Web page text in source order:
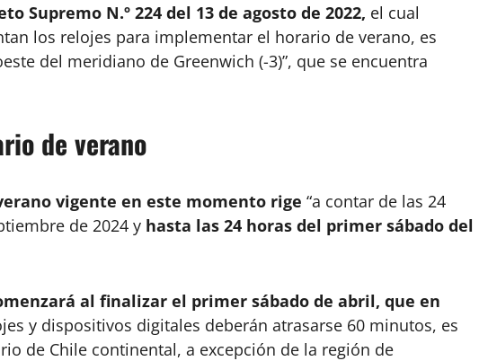
Supremo N.º 224 del 13 de agosto de 2022, el cual
los relojes para implementar el horario de verano, es
del meridiano de Greenwich (-3)”, que se encuentra
de verano
vigente en este momento rige “a contar de las 24
de 2024 y hasta las 24 horas del primer sábado del
al finalizar el primer sábado de abril, que en
y dispositivos digitales deberán atrasarse 60 minutos, es
de Chile continental, a excepción de la región de